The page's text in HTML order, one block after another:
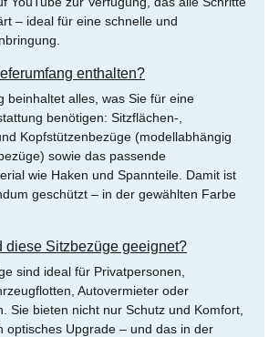
– ideal für eine schnelle und
enthalten?
beinhaltet alles, was Sie für eine
benötigen: Sitzflächen-,
Kopfstützenbezüge (modellabhängig
sowie das passende
wie Haken und Spannteile. Damit ist
geschützt – in der gewählten Farbe
diese Sitzbezüge geeignet?
sind ideal für Privatpersonen,
Autovermieter oder
Sie bieten nicht nur Schutz und Komfort,
optisches Upgrade – und das in der